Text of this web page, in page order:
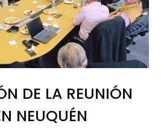
DE LA REUNIÓN
NEUQUÉN